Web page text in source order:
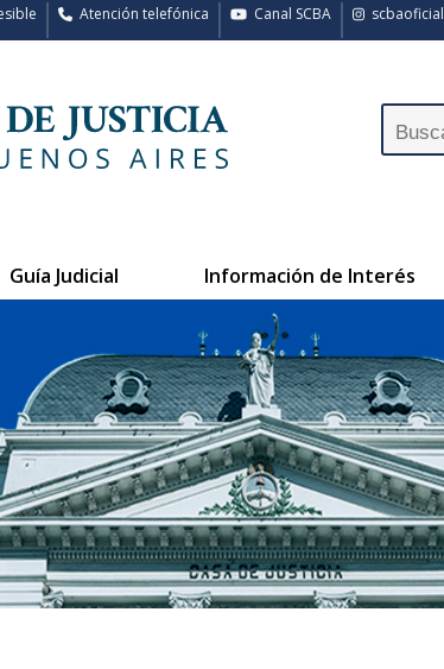
scbaoficial
Canal SCBA
Atención telefónica
Guía Judicial Información de Interés